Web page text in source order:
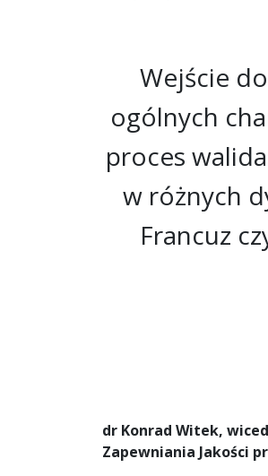
Wejście
ogólnych
proces
w różnych
Francuz
dr Konrad Witek,
Zapewniania Jakości